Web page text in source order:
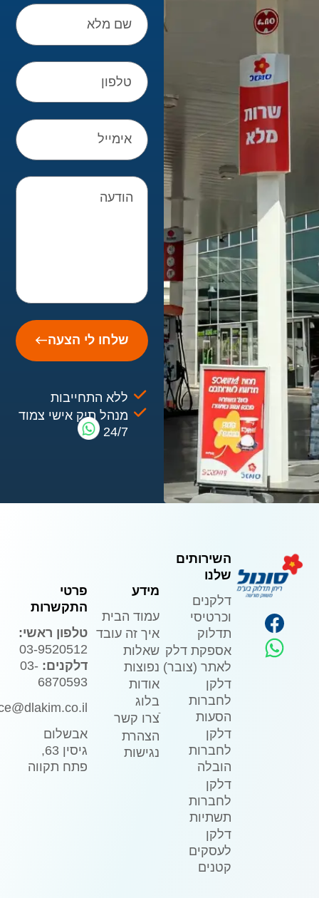
שם
מלא
טלפון
אימייל
הודעה
שלחו לי הצעה
ללא התחייבות
מנהל תיק אישי צמוד
24/7
מידע
עמוד הבית
איך זה עובד
שאלות
נפוצות
אודות
בלוג
ֿצרו קשר
הצהרת
נגישות
השירותים
שלנו
דלקנים
וכרטיסי
תדלוק
אספקת דלק
לאתר (צובר)
דלקן
לחברות
הסעות
דלקן
לחברות
הובלה
דלקן
לחברות
תשתיות
דלקן
לעסקים
קטנים
פרטי
התקשרות
טלפון ראשי:
03-9520512
דלקנים: 03-
6870593
אבשלום
גיסין 63,
פתח תקווה